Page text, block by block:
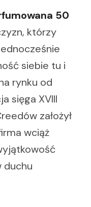
50
którzy
siebie tu i
rynku od
sięga XVIII
założył
wciąż
duchu